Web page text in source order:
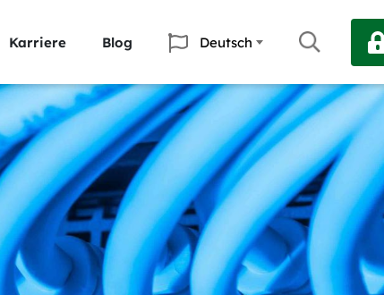
Karriere Blog Deutsch